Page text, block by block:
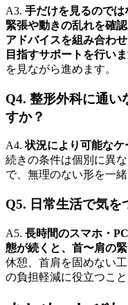
A3. 手だけを見るので
緊張や動きの乱れを確
アドバイスを組み合わ
目指すサポートを行いま
を見ながら進めます。
Q4. 整形外科に通い
すか？
A4.状況により可能なケ
続きの条件は個別に異
で、無理のない形を一緒
Q5. 日常生活で気を
A5. 長時間のスマホ・
態が続くと、首〜肩の
休憩、首肩を固めない
の負担軽減に役立つこと